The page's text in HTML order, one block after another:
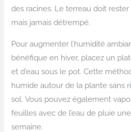
des racines. Le terreau doit
mais jamais détrempé.
Pour augmenter l’humidité
bénéfique en hiver, placez un
et d’eau sous le pot. Cette
humide autour de la plante sans
sol. Vous pouvez également
feuilles avec de l’eau de pluie
semaine.